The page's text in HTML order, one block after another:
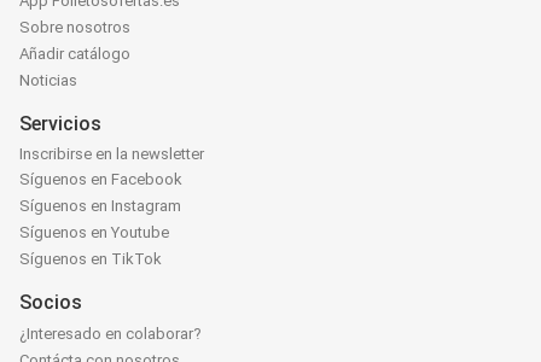
Sobre nosotros
Añadir catálogo
Noticias
Servicios
Inscribirse en la newsletter
Síguenos en Facebook
Síguenos en Instagram
Síguenos en Youtube
Síguenos en TikTok
Socios
¿Interesado en colaborar?